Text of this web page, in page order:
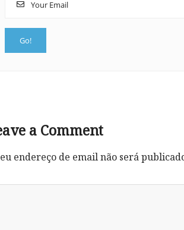
a Comment
endereço de email não será